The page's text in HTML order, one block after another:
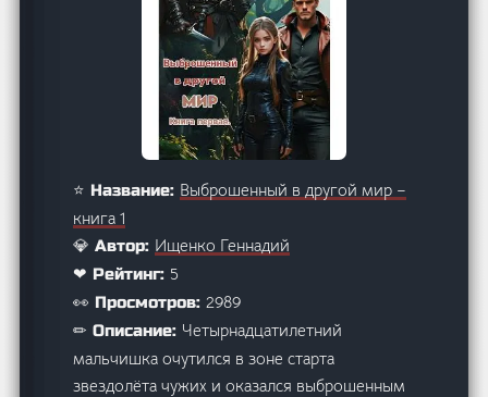
⭐ Название: Выброшенный в другой мир –
книга 1
💎 Автор: Ищенко Геннадий
❤ Рейтинг: 5
👀 Просмотров:2989
✏ Описание: Четырнадцатилетний
мальчишка очутился в зоне старта
звездолёта чужих и оказался выброшенным